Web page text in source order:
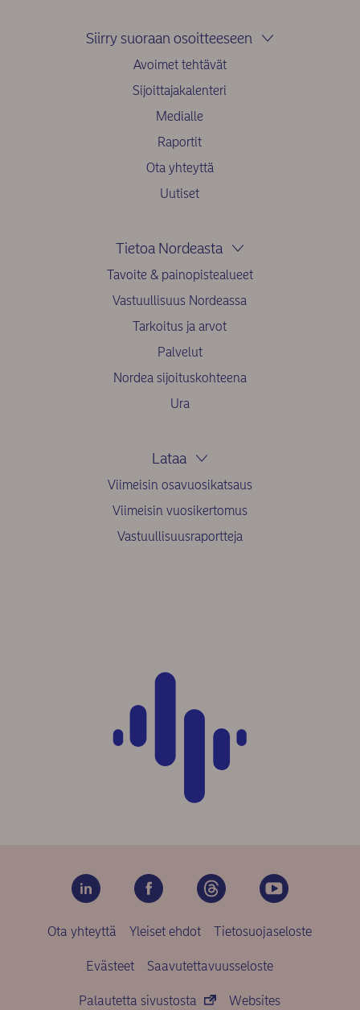
Siirry suoraan osoitteeseen
Avoimet tehtävät
Sijoittajakalenteri
Medialle
Raportit
Ota yhteyttä
Uutiset
Tietoa Nordeasta
Tavoite & painopistealueet
Vastuullisuus Nordeassa
Tarkoitus ja arvot
Palvelut
Nordea sijoituskohteena
Ura
Lataa
Viimeisin osavuosikatsaus
Viimeisin vuosikertomus
Vastuullisuusraportteja
Ota yhteyttä Yleiset ehdot Tietosuojaseloste
Evästeet Saavutettavuusseloste
Palautetta sivustosta Websites